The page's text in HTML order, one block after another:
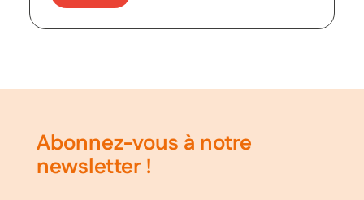
Abonnez-vous à notre
newsletter !